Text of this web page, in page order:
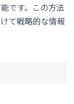
です。この方法
て戦略的な情報